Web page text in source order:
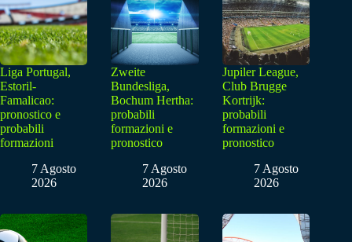
Liga Portugal,
Estoril-
Famalicao:
pronostico e
probabili
formazioni
7 Agosto
2026
Zweite
Bundesliga,
Bochum Hertha:
probabili
formazioni e
pronostico
7 Agosto
2026
Jupiler League,
Club Brugge
Kortrijk:
probabili
formazioni e
pronostico
7 Agosto
2026